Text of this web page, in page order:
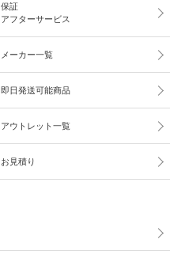
保証
アフターサービス
メーカー一覧
即日発送可能商品
アウトレット一覧
お見積り